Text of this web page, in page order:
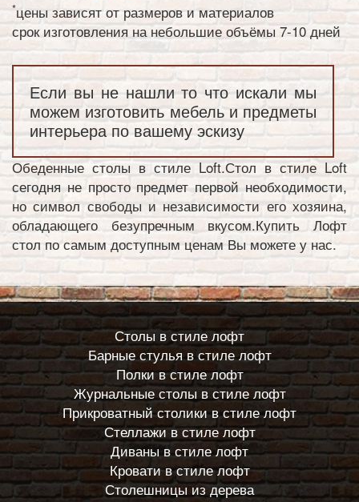
*цены зависят от размеров и материалов
срок изготовления на небольшие объёмы 7-10 дней
Если вы не нашли то что искали мы
можем изготовить мебель и предметы
интерьера по вашему эскизу
Обеденные столы в стиле Loft.Стол в стиле Loft
сегодня не просто предмет первой необходимости,
но символ свободы и независимости его хозяина,
обладающего безупречным вкусом.Купить Лофт
стол по самым доступным ценам Вы можете у нас.
Столы в стиле лофт
Барные стулья в стиле лофт
Полки в стиле лофт
Журнальные столы в стиле лофт
Прикроватный столики в стиле лофт
Стеллажи в стиле лофт
Диваны в стиле лофт
Кровати в стиле лофт
Столешницы из дерева